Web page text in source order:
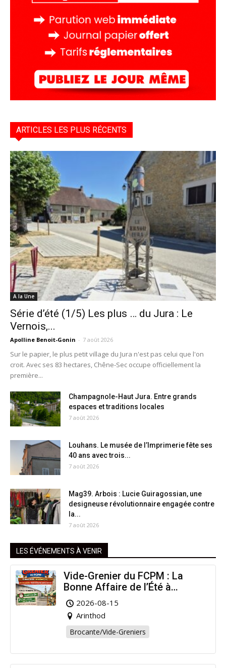
ARTICLES LES PLUS RÉCENTS
A la Une
Série d’été (1/5) Les plus … du Jura : Le
Vernois,...
Apolline Benoit-Gonin - 7 août 2026
Sur le papier, le plus petit village du Jura n'est pas celui que l'on
croit. Avec ses 83 hectares, Chêne-Sec occupe officiellement la
première...
Champagnole-Haut Jura. Entre grands
espaces et traditions locales
7 août 2026
Louhans. Le musée de l’Imprimerie fête ses
40 ans avec trois...
7 août 2026
Mag39. Arbois : Lucie Guiragossian, une
designeuse révolutionnaire engagée contre
la...
7 août 2026
LES ÉVÉNEMENTS À VENIR
Vide-Grenier du FCPM : La
Bonne Affaire de l’Été à
Arinthod !
2026-08-15
Arinthod
Brocante/Vide-Greniers